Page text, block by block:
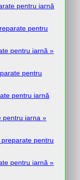
pentru iarnă
pentru
pentru iarnă »
pentru
pentru iarnă
pentru iarna »
pentru
pentru iarnă »